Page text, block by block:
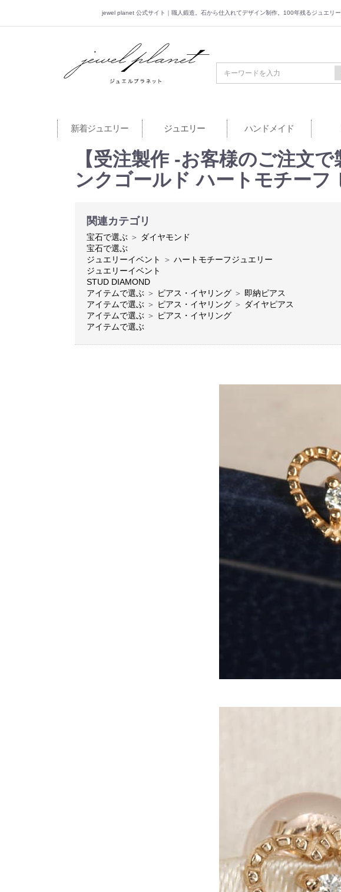
jewel planet 公式サイト｜職人鍛造。石から仕入れてデザイン制作。100年残るジュエリー
jewel planet 公式サイト
新着ジュエリー ジュエリー ハンドメイド
【受注製作 -お客様のご注文
ンクゴールド ハートモチーフ
関連カテゴリ
宝石で選ぶ ＞ ダイヤモンド
宝石で選ぶ
ジュエリーイベント
＞ ハートモチーフジュエリー
ジュエリーイベント
STUD DIAMOND
アイテムで選ぶ ＞ ピアス・イヤリング ＞ 即納ピアス
アイテムで選ぶ ＞ ピアス・イヤリング ＞ ダイヤピアス
アイテムで選ぶ ＞ ピアス・イヤリング
アイテムで選ぶ